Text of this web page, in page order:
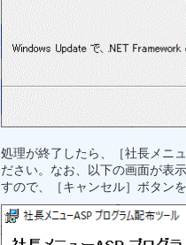
処理が終了したら、［社長メニ
ださい。なお、以下の画面が表
すので、［キャンセル］ボタン